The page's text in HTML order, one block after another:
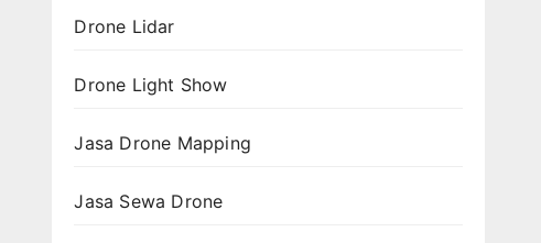
Drone Lidar
Drone Light Show
Jasa Drone Mapping
Jasa Sewa Drone